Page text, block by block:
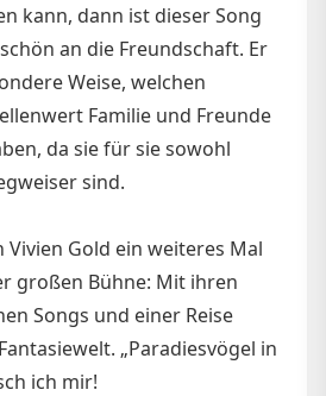
kann, dann ist dieser Song
an die Freundschaft. Er
Weise, welchen
Familie und Freunde
da sie für sie sowohl
sind.
Gold ein weiteres Mal
großen Bühne: Mit ihren
Songs und einer Reise
„Paradiesvögel in
ich mir!